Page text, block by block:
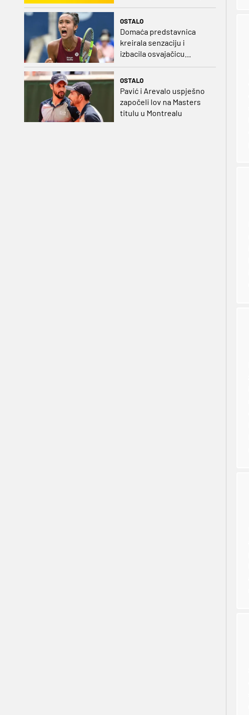
početak nizozemske lige
OSTALO
Domaća predstavnica
kreirala senzaciju i
izbacila osvajačicu
OSTALO
Pavić i Arevalo uspješno
započeli lov na Masters
titulu u Montrealu